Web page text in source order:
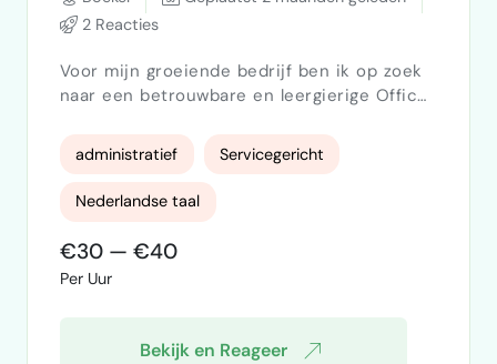
2 Reacties
Voor mijn groeiende bedrijf ben ik op zoek
naar een betrouwbare en leergierige Office
een halve dag per week (flexibel in dag en
tijd) ondersteunt met diverse
werkzaamheden. Zoek jij een bijbaan waarbij
ondernemende omgeving? Dan is dit
misschien iets voor jou. Vanwege
praktische zaken kan dit alleen op locatie
administratief Servicegericht
Nederlandse taal
€30 — €40
Per Uur
Bekijk en Reageer